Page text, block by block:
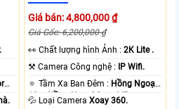
Giá bán: 4,800,000 ₫
Giá Gốc: 6,200,000 ₫
️👀 Chất lượng hình Ảnh :2K Lite .
⚒ Camera Công nghệ :
IP Wifi.
🔅 Tầm Xa Ban Đêm : Hồng Ngoại
10m Hồng Ngoại Smart IR.
💦 Loại CameraXoay 360.